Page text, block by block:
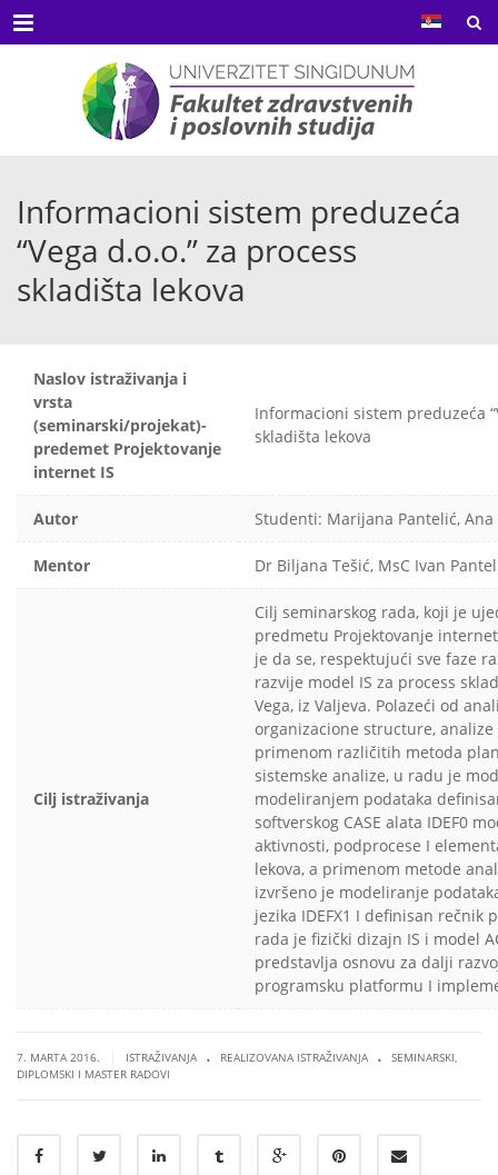
Menu
Informacioni sistem preduzeća
“Vega d.o.o.” za process
skladišta lekova
Naslov istraživanja i
vrsta
(seminarski/projekat)-
predemet Projektovanje
internet IS
Informacioni sistem preduzeća
skladišta lekova
Autor Studenti: Marijana Pantelić, Ana
Mentor Dr Biljana Tešić, MsC Ivan
Cilj istraživanja
Cilj seminarskog rada, koji je
predmetu Projektovanje
je da se, respektujući sve faze
razvije model IS za process
Vega, iz Valjeva. Polazeći od
organizacione structure,
primenom različitih metoda
sistemske analize, u radu je
modeliranjem podataka
softverskog CASE alata IDEF0
aktivnosti, podprocese I
lekova, a primenom metode
izvršeno je modeliranje
jezika IDEFX1 I definisan rečnik
rada je fizički dizajn IS i model
predstavlja osnovu za dalji
programsku platformu I
7. MARTA 2016. ISTRAŽIVANJA . REALIZOVANA ISTRAŽIVANJA .
SEMINARSKI,
DIPLOMSKI I MASTER RADOVI